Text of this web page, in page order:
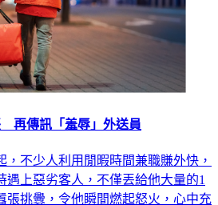
再傳訊「羞辱」外送員
不少人利用閒暇時間兼職賺外快，
遇上惡劣客人，不僅丟給他大量的1
張挑釁，令他瞬間燃起怒火，心中充